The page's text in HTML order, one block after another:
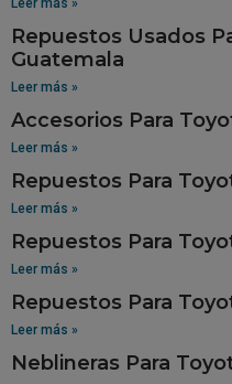
Repuestos Usados
Guatemala
Leer más »
Accesorios Para
Leer más »
Repuestos Para
Leer más »
Repuestos Para
Leer más »
Repuestos Para
Leer más »
Neblineras Para